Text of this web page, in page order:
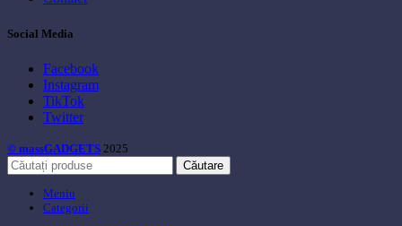
Social Media
Facebook
Instagram
TikTok
Twitter
© massGADGETS 2025
Căutare
Meniu
Categorii